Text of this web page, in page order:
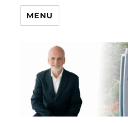
MENU